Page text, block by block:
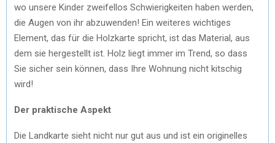
wo unsere Kinder zweifellos Schwierigkeiten haben werden,
die Augen von ihr abzuwenden! Ein weiteres wichtiges
Element, das für die Holzkarte spricht, ist das Material, aus
dem sie hergestellt ist. Holz liegt immer im Trend, so dass
Sie sicher sein können, dass Ihre Wohnung nicht kitschig
wird!
Der praktische Aspekt
Die Landkarte sieht nicht nur gut aus und ist ein originelles